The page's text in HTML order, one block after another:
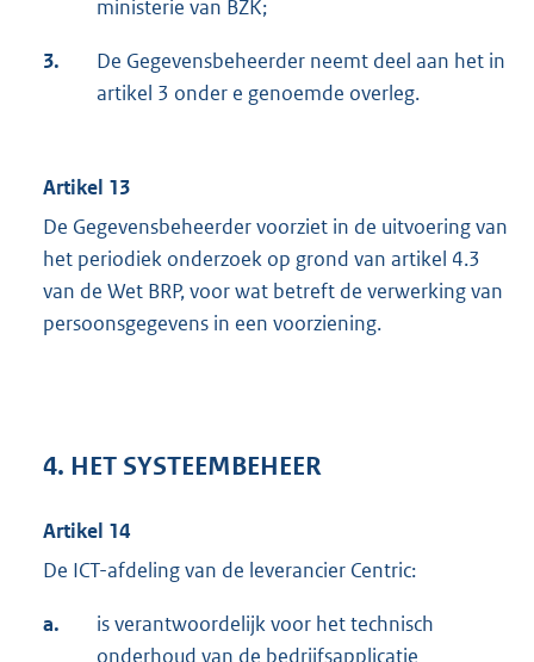
ministerie van BZK;
3.
De Gegevensbeheerder neemt deel aan het in
artikel 3 onder e genoemde overleg.
Artikel 13
De Gegevensbeheerder voorziet in de uitvoering van
het periodiek onderzoek op grond van artikel 4.3
van de Wet BRP, voor wat betreft de verwerking van
persoonsgegevens in een voorziening.
4. HET SYSTEEMBEHEER
Artikel 14
De ICT-afdeling van de leverancier Centric:
a.
is verantwoordelijk voor het technisch
onderhoud van de bedrijfsapplicatie